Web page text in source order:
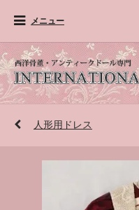
メニュー
人形用ドレス